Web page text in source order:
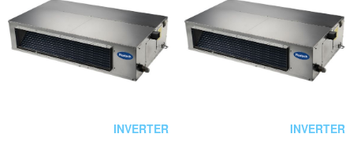
INVERTER INVERTER